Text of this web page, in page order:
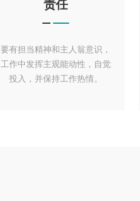
责任
要有担当精神和主人翁意识，
工作中发挥主观能动性，自觉
投入，并保持工作热情。